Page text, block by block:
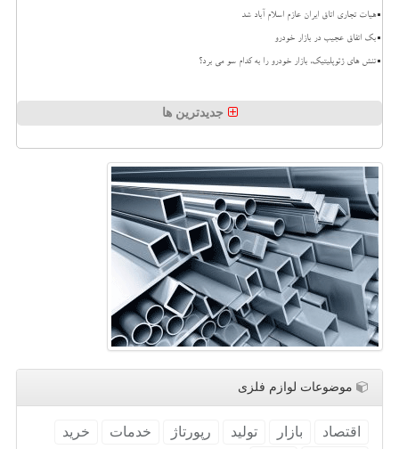
هیات تجاری اتاق ایران عازم اسلام آباد شد
بک اتفاق عجیب در بازار خودرو
تنش های ژئوپلیتیک، بازار خودرو را به کدام سو می برد؟
جدیدترین ها
موضوعات لوازم فلزی
اقتصاد بازار تولید رپورتاژ خدمات خرید